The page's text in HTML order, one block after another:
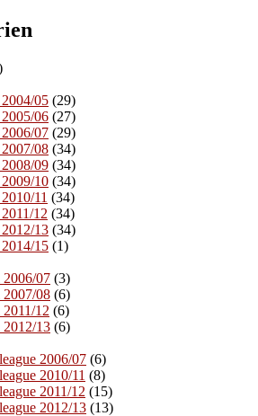
05 (29)
06 (27)
07 (29)
08 (34)
09 (34)
10 (34)
11 (34)
12 (34)
13 (34)
15 (1)
07 (3)
08 (6)
12 (6)
13 (6)
2006/07 (6)
2010/11 (8)
2011/12 (15)
2012/13 (13)